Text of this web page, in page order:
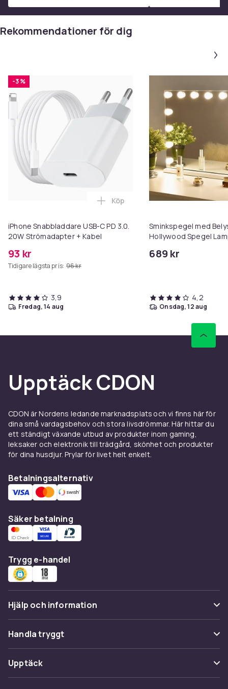
Rekommendationer för dig
-3 %
iPhone Snabbladdare USB-C PD 3.0.
20W Strömadapter + Kabel
93 kr
Tidigare lägsta pris: 96 kr
Lägg till iPhone Snabbladdare
Köp
3,9
fredag, 14 aug
Sminkspegel med
Hollywood Spegel
689 kr
4,2
onsdag, 12 aug
Upptäck CDON
CDON är Nordens ledande marknadsplats och vi finns här för
dina små vardagsbehov och stora livsdrömmar. Här hittar du
ett ständigt växande utbud av produkter inom gaming,
leksaker och elektronik till trädgård, skönhet och produkter
för dina husdjur. Prylar för livet helt enkelt.
Betalningsalternativ
Säker betalning
Trygg e-handel
Hjälp och information
Vanliga frågor
Spåra paket
Ångra & Returnera här
Handla tryggt
Betalning
Leverans
Upptäck